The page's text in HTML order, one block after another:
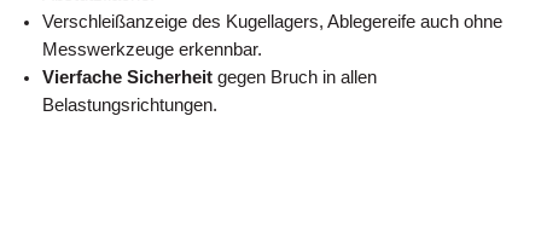
Verschleißanzeige des Kugellagers, Ablegereife auch ohne
Messwerkzeuge erkennbar.
Vierfache Sicherheit gegen Bruch in allen
Belastungsrichtungen.